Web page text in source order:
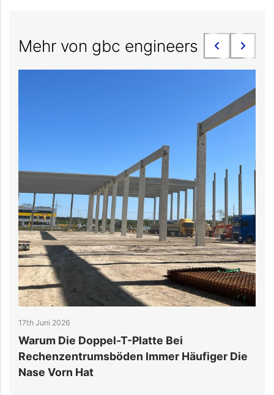
Mehr von gbc engineers
Die
12th Juni 2026
Direct-to-Chip vs. Immersionskühlung:
Welches Flüssigkeitskühlsystem Passt
Ihrem Rechenzentrum?